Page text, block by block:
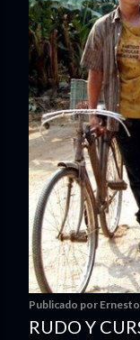
Publicado por
RUDO Y